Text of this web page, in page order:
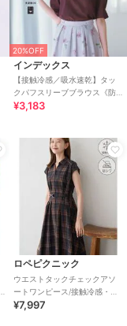
20%OFF
インデックス
【接触冷感／吸水速乾】タッ
クパフスリーブブラウス《防
シワ／洗濯機OK／XS～3L／
¥3,183
ロペピクニック
ウエストタックチェックアソ
ートワンピース/接触冷感・防
シワ・リンクコーデ
¥7,997